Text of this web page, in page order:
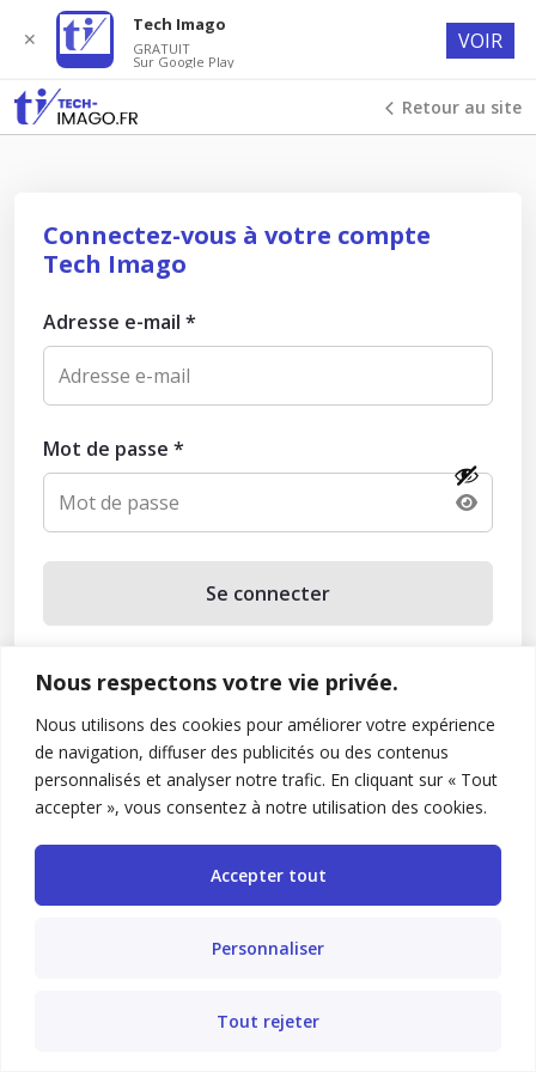
Nous respectons votre vie privée.
Nous utilisons des cookies pour améliorer votre expérience
de navigation, diffuser des publicités ou des contenus
personnalisés et analyser notre trafic. En cliquant sur « Tout
accepter », vous consentez à notre utilisation des cookies.
Personnaliser
Tout rejeter
Accepter tout
Retour au site
Connectez-vous à votre compte
Tech Imago
Adresse e-mail *
Mot de passe *
Se connecter
Mot de passe oublié ?
Vous n’avez pas de compte ? Inscrivez-vous
✕
Tech Imago
GRATUIT
Sur Google Play
VOIR